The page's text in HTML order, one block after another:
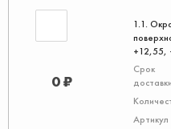
1.1.
+12,55,
0 ₽